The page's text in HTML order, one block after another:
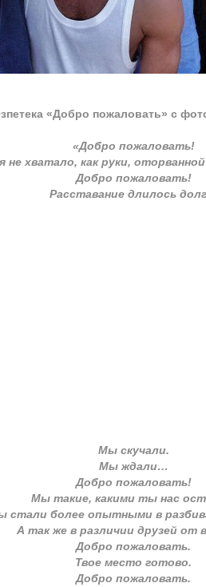
«Добро пожаловать» с
«Добро пожаловать!
не хватало, как руки,
Добро пожаловать!
Расставание длилось
Мы скучали.
Мы ждали…
Добро пожаловать!
Мы такие, какими ты нас
стали более опытными в
А так же в различии друзей от
Добро пожаловать.
Твое место готово.
Добро пожаловать.